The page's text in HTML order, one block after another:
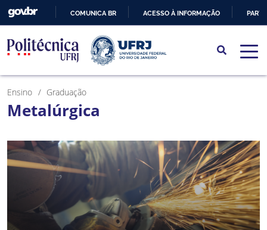
PARA
O
CONTEÚDO
COMUNICA BR ACESSO À INFORMAÇÃO
Ensino Graduação
Metalúrgica